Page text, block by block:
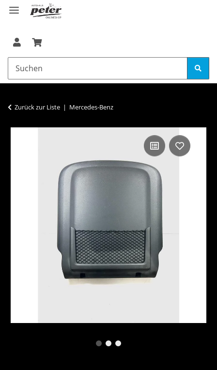
Zurück zur Liste Mercedes-Benz